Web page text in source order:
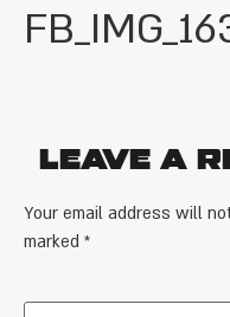
Leave a
Your email address will
marked *